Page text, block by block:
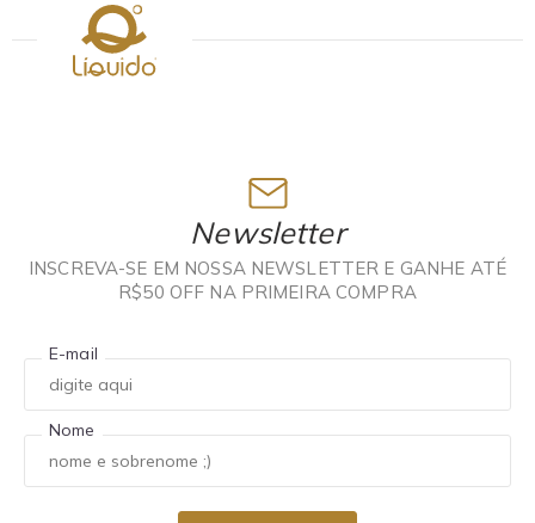
Newsletter
INSCREVA-SE EM NOSSA NEWSLETTER E GANHE ATÉ
R$50 OFF NA PRIMEIRA COMPRA
E-mail
Nome